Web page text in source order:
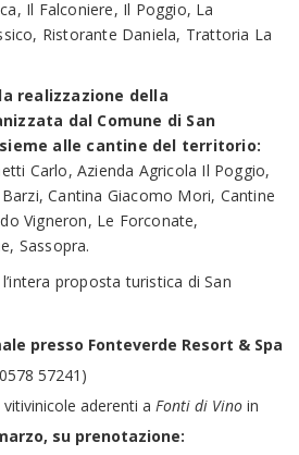
Il Falconiere, Il Poggio, La
Ristorante Daniela, Trattoria La
realizzazione della
dal Comune di San
alle cantine del territorio:
Carlo, Azienda Agricola Il Poggio,
Cantina Giacomo Mori, Cantine
Vigneron, Le Forconate,
Sassopra.
proposta turistica di San
presso Fonteverde Resort & Spa
57241)
aderenti a Fonti di Vino in
su prenotazione: